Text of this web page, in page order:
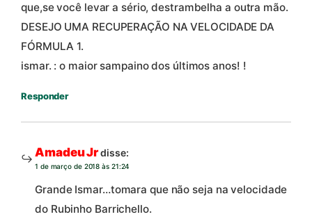
que,se você levar a sério, destrambelha a outra mão.
DESEJO UMA RECUPERAÇÃO NA VELOCIDADE DA
FÓRMULA 1.
ismar. : o maior sampaino dos últimos anos! !
Responder
Amadeu Jrdisse:
1 de março de 2018 às 21:24
Grande Ismar…tomara que não seja na velocidade
do Rubinho Barrichello.